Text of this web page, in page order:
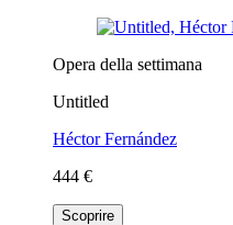
Opera della settimana
Untitled
Héctor Fernández
444 €
Scoprire